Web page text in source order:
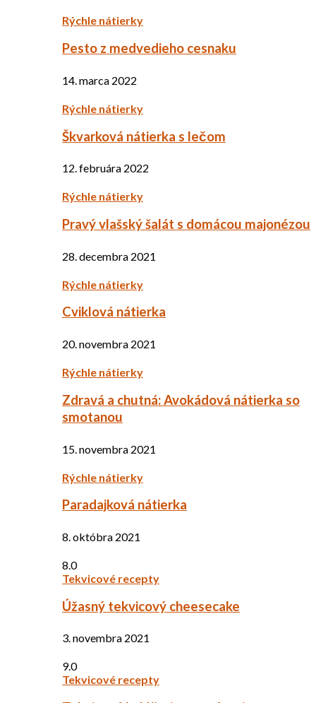
Rýchle nátierky
Pesto z medvedieho cesnaku
14. marca 2022
Rýchle nátierky
Škvarková nátierka s lečom
12. februára 2022
Rýchle nátierky
Pravý vlašský šalát s domácou majonézou
28. decembra 2021
Rýchle nátierky
Cviklová nátierka
20. novembra 2021
Rýchle nátierky
Zdravá a chutná: Avokádová nátierka so
smotanou
15. novembra 2021
Rýchle nátierky
Paradajková nátierka
8. októbra 2021
8.0
Tekvicové recepty
Úžasný tekvicový cheesecake
3. novembra 2021
9.0
Tekvicové recepty